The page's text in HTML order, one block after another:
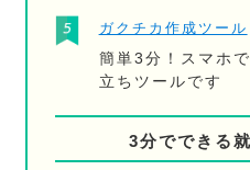
ガクチカ作成ツール
簡単3分！スマホ
立ちツールです
3分でできる